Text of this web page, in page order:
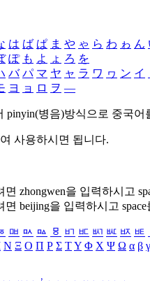
は ば ぱ ま や ゃ ら わ ゎ ん
ぽ も よ ょ ろ を
バ パ マ ヤ ャ ラ ワ ヮ ン イ
ヨ ョ ロ ヲ ―
pinyin(병음)방식으로 중국어
사용하시면 됩니다.
면 zhongwen을 입력하시고
면 beijing을 입력하시고
ㅮ ㅯ ㅰ ㅱ ㅲ ㅳ ㅴ ㅵ ㅶ ㅷ
Ν Ξ Ο Π Ρ Σ ΤΥ Φ Χ Ψ Ω α β γ